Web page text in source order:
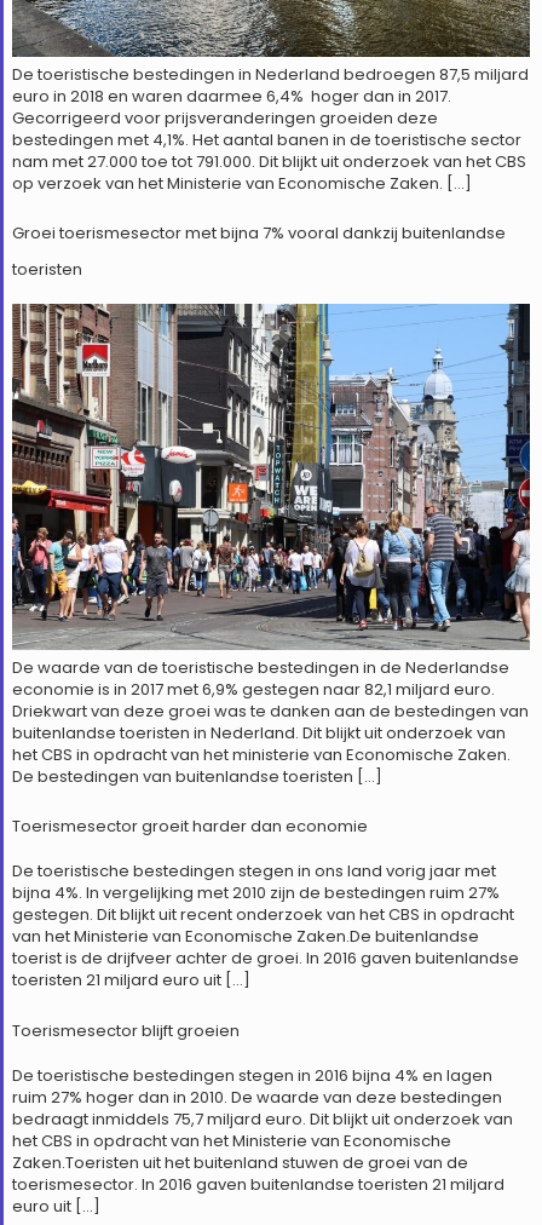
De toeristische bestedingen in Nederland bedroegen 87,5 miljard
euro in 2018 en waren daarmee 6,4% hoger dan in 2017.
Gecorrigeerd voor prijsveranderingen groeiden deze
bestedingen met 4,1%. Het aantal banen in de toeristische sector
nam met 27.000 toe tot 791.000. Dit blijkt uit onderzoek van het CBS
op verzoek van het Ministerie van Economische Zaken. […]
Groei toerismesector met bijna 7% vooral dankzij buitenlandse
toeristen
De waarde van de toeristische bestedingen in de Nederlandse
economie is in 2017 met 6,9% gestegen naar 82,1 miljard euro.
Driekwart van deze groei was te danken aan de bestedingen van
buitenlandse toeristen in Nederland. Dit blijkt uit onderzoek van
het CBS in opdracht van het ministerie van Economische Zaken.
De bestedingen van buitenlandse toeristen […]
Toerismesector groeit harder dan economie
De toeristische bestedingen stegen in ons land vorig jaar met
bijna 4%. In vergelijking met 2010 zijn de bestedingen ruim 27%
gestegen. Dit blijkt uit recent onderzoek van het CBS in opdracht
van het Ministerie van Economische Zaken.De buitenlandse
toerist is de drijfveer achter de groei. In 2016 gaven buitenlandse
toeristen 21 miljard euro uit […]
Toerismesector blijft groeien
De toeristische bestedingen stegen in 2016 bijna 4% en lagen
ruim 27% hoger dan in 2010. De waarde van deze bestedingen
bedraagt inmiddels 75,7 miljard euro. Dit blijkt uit onderzoek van
het CBS in opdracht van het Ministerie van Economische
Zaken.Toeristen uit het buitenland stuwen de groei van de
toerismesector. In 2016 gaven buitenlandse toeristen 21 miljard
euro uit […]